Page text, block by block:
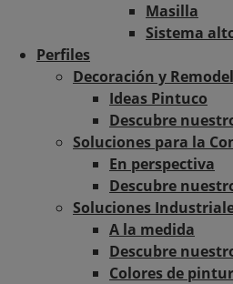
Masilla
Sistema
Perfiles
Decoración y
Ideas Pintuco
Descubre
Soluciones para la
En perspectiva
Descubre
Soluciones
A la medida
Descubre
Colores de